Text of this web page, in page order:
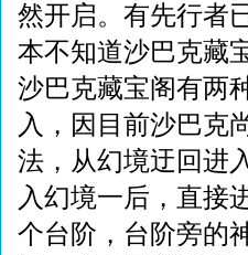
然开启。有先行者
本不知道沙巴克藏
沙巴克藏宝阁有两
入，因目前沙巴克
法，从幻境迂回进
入幻境一后，直接
个台阶，台阶旁的